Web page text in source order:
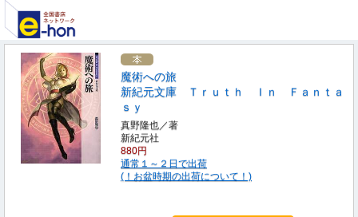
魔術への旅
新紀元文庫 Ｔｒｕｔｈ Ｉｎ Ｆａｎｔａ
ｓｙ
真野隆也／著
新紀元社
880円
通常１～２日で出荷
(！お盆時期の出荷について！)